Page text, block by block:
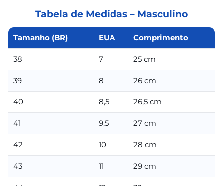
Tabela de Medidas – Masculino
Tamanho (BR) EUA Comprimento
38 7 25 cm
39 8 26 cm
40 8,5 26,5 cm
41 9,5 27 cm
42 10 28 cm
43 11 29 cm